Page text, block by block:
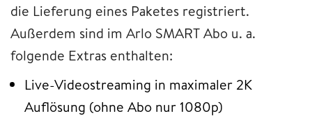
die Lieferung eines Paketes registriert.
Außerdem sind im Arlo SMART Abo u. a.
folgende Extras enthalten:
Live-Videostreaming in maximaler 2K
Auflösung (ohne Abo nur 1080p)